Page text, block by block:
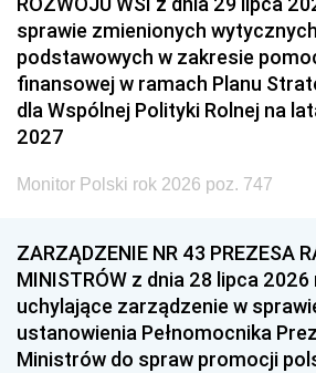
sprawie zmienionych wytycznych
podstawowych w zakresie
finansowej w ramach Planu
dla Wspólnej Polityki Rolnej na
2027
Monitor Polski rok 2026 poz. 747
ZARZĄDZENIE NR 43 PREZESA
MINISTRÓW z dnia 28 lipca 2026
uchylające zarządzenie w
ustanowienia Pełnomocnika
Ministrów do spraw promocji